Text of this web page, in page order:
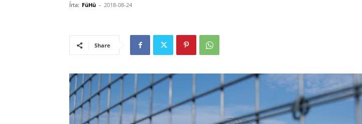
Írta: FüHü - 2018-08-24
Share